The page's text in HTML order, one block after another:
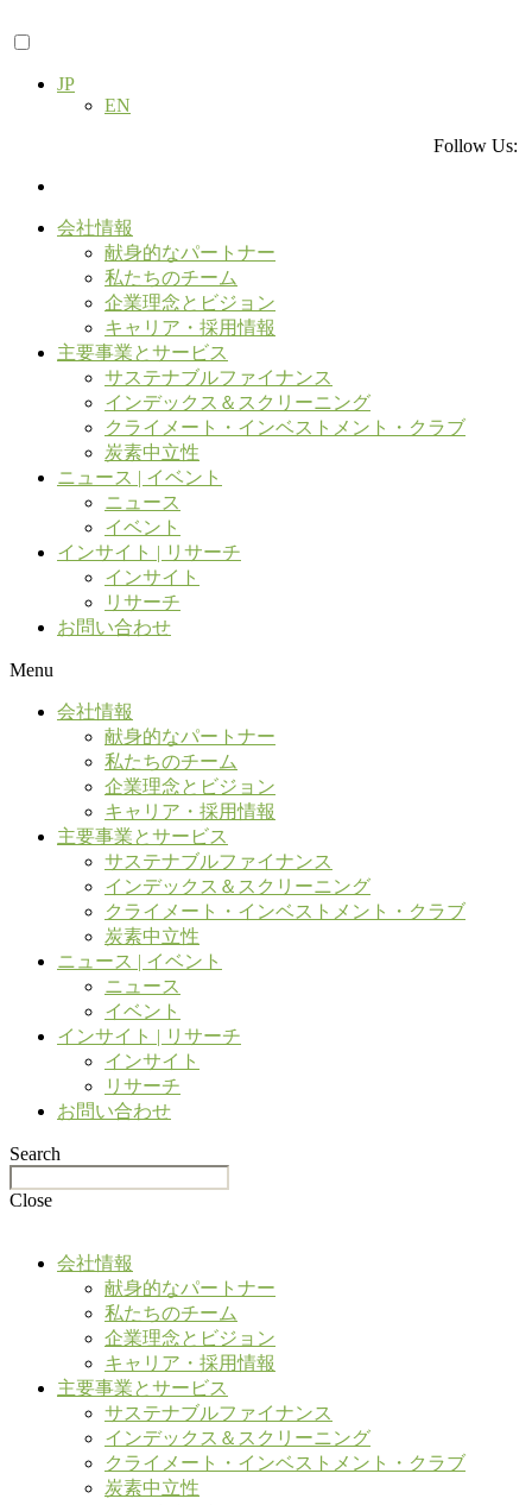
JP
EN
Follow Us:
会社情報
献身的なパートナー
私たちのチーム
企業理念とビジョン
キャリア・採用情報
主要事業とサービス
サステナブルファイナンス
インデックス＆スクリーニング
クライメート・インベストメント・クラブ
炭素中立性
ニュース | イベント
ニュース
イベント
インサイト | リサーチ
インサイト
リサーチ
お問い合わせ
Menu
会社情報
献身的なパートナー
私たちのチーム
企業理念とビジョン
キャリア・採用情報
主要事業とサービス
サステナブルファイナンス
インデックス＆スクリーニング
クライメート・インベストメント・クラブ
炭素中立性
ニュース | イベント
ニュース
イベント
インサイト | リサーチ
インサイト
リサーチ
お問い合わせ
Search
Close
会社情報
献身的なパートナー
私たちのチーム
企業理念とビジョン
キャリア・採用情報
主要事業とサービス
サステナブルファイナンス
インデックス＆スクリーニング
クライメート・インベストメント・クラブ
炭素中立性